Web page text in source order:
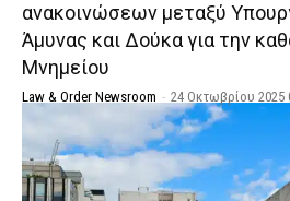
ανακοινώσεων μεταξύ
Άμυνας και Δούκα για την
Μνημείου
Law & Order Newsroom - 24 Οκτωβρίου 2025